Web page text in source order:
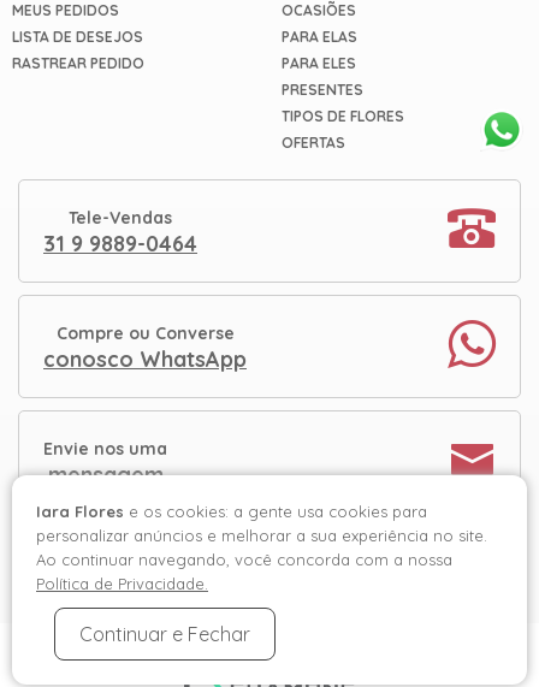
MEUS PEDIDOS
LISTA DE DESEJOS
RASTREAR PEDIDO
OCASIÕES
PARA ELAS
PARA ELES
PRESENTES
TIPOS DE FLORES
OFERTAS
Tele-Vendas
31 9 9889-0464
Compre ou Converse
conosco WhatsApp
Envie nos uma
mensagem
Iara Flores © 2026
Iara Flores e os cookies: a gente usa cookies para
personalizar anúncios e melhorar a sua experiência no site.
Ao continuar navegando, você concorda com a nossa
Política de Privacidade.
Continuar e Fechar